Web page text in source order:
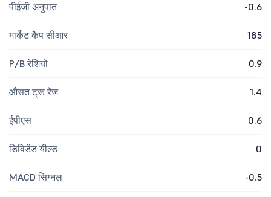
पीईजी अनुपात -0.6
मार्केट कैप सीआर 185
P/B रेशियो 0.9
औसत ट्रू रेंज 1.4
ईपीएस 0.6
डिविडेंड यील्ड 0
MACD सिग्नल -0.5